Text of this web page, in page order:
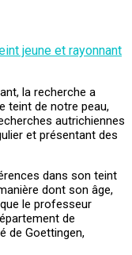
jeune et rayonnant
la recherche a
teint de notre peau,
autrichiennes
et présentant des
dans son teint
dont son âge,
le professeur
de
de Goettingen,